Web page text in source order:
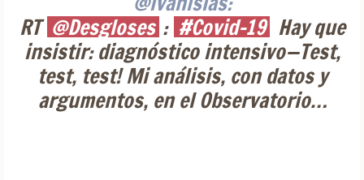
RT @Desgloses : #Covid-19 Hay que
insistir: diagnóstico intensivo—Test,
test, test! Mi análisis, con datos y
argumentos, en el Observatorio…